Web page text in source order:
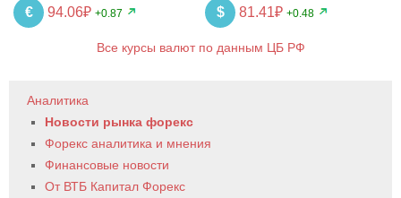
€ 94.06₽ +0.87 $ 81.41₽ +0.48
Все курсы валют по данным ЦБ РФ
Аналитика
Новости рынка форекс
Форекс аналитика и мнения
Финансовые новости
От ВТБ Капитал Форекс